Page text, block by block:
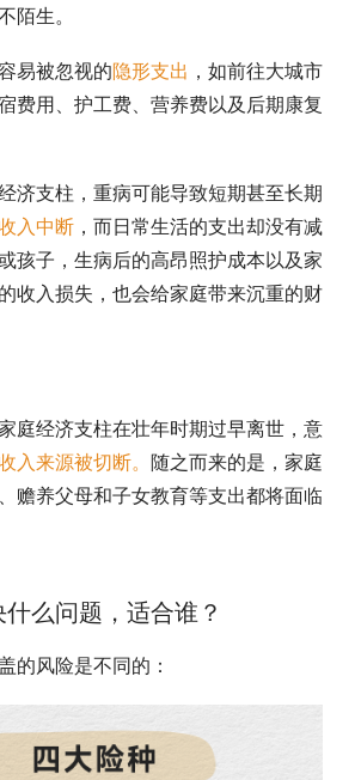
陌生。
易被忽视的隐形支出 ，如前往大城市
费用、护工费、营养费以及后期康复
济支柱，重病可能导致短期甚至长期
入中断 ，而日常生活的支出却没有减
孩子，生病后的高昂照护成本以及家
收入损失，也会给家庭带来沉重的财
庭经济支柱在壮年时期过早离世，意
入来源被切断。
随之而来的是，家庭
赡养父母和子女教育等支出都将面临
么问题，适合谁？
的风险是不同的：